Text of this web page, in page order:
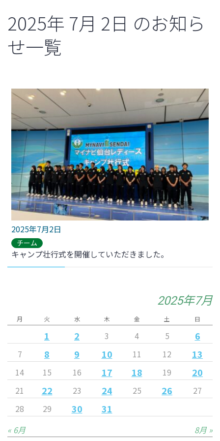
2025年 7月 2日 のお知ら
せ一覧
2025年7月2日
チーム
キャンプ壮行式を開催していただきました。
2025年7月
月 火 水 木 金 土 日
1 2 3 4 5 6
7 8 9 10 11 12 13
14 15 16 17 18 19 20
21 22 23 24 25 26
27
28
29 30 31
« 6月 8月 »